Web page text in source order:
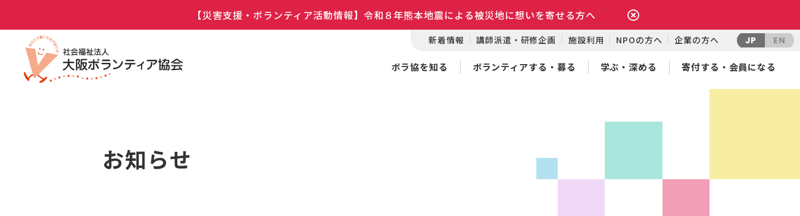
【災害支援・ボランティア活動情報】令和８年熊本地震による被災地に想いを寄せる方へ
新着情報 講師派遣・研修企画 施設利用 NPOの方へ 企業の方へ JP EN
ボラ協を知る ボランティアする・募る 学ぶ・深める 寄付する・会員になる
お知らせ